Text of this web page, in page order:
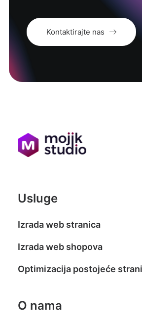
Kontaktirajte nas
Usluge
Izrada web stranica
Izrada web shopova
Optimizacija postojeće
O nama